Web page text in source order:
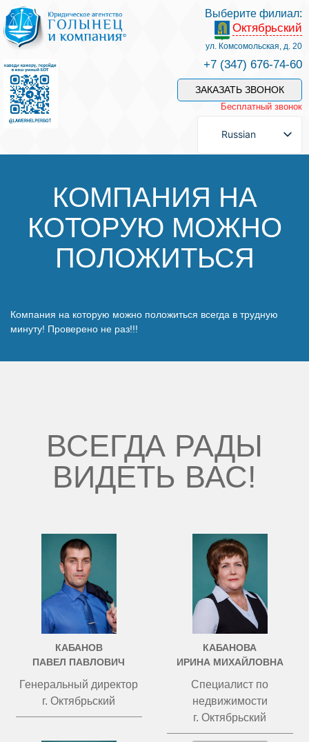
Услуги и наши специалисты
Оплата услуг
Задать вопрос
Отзывы
Полезные статьи
Наши победы
Выберите филиал:
Октябрьский
ул. Комсомольская, д. 20
+7 (347) 676-74-60
ЗАКАЗАТЬ ЗВОНОК
Бесплатный звонок
Russian
КОМПАНИЯ НА
КОТОРУЮ МОЖНО
ПОЛОЖИТЬСЯ
Компания на которую можно положиться всегда в трудную
минуту! Проверено не раз!!!
ВСЕГДА РАДЫ
ВИДЕТЬ ВАС!
КАБАНОВ
ПАВЕЛ ПАВЛОВИЧ
Генеральный директор
г. Октябрьский
КАБАНОВА
ИРИНА МИХАЙЛОВНА
Специалист по
недвижимости
г. Октябрьский